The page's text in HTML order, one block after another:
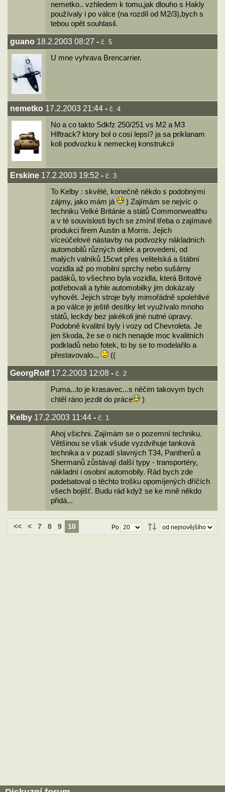
nemetko.. vzhledem k tomu,jak dlouho s Hakly
používaly i po válce (na rozdíl od M2/3),bych s
tebou opět souhlasil.
guano 18.2.2003 08:27 - č. 5
U mne vyhrava Brencarrier.
nemetko 17.2.2003 21:44 - č. 4
No a co takto Sdkfz 250/251 vs M2 a M3
Hlftrack? ktory bol o cosi lepsi? ja sa priklanam
koli podvozku k nemeckej konstrukcii
Erskine 17.2.2003 19:52 - č. 3
To Kelby : skvělé, konečně někdo s podobnými
zájmy, jako mám já
) Zajímám se nejvíc o
techniku Velké Británie a států Commonwealthu
a v té souvislosti bych se zmínil třeba o zajímavé
produkci firem Austin a Morris. Jejich
víceúčelové nástavby na podvozky nákladních
automobilů různých délek a provedení, od
malých valníků 15cwt přes velitelská a štábní
vozidla až po mobilní sprchy nebo sušárny
padáků, to všechno byla vozidla, která Britové
potřebovali a tyhle automobilky jim dokázaly
vyhovět. Jejich stroje byly mimořádně spolehlivé
a po válce je ještě desítky let využívalo mnoho
států, leckdy bez jakékoli jiné nutné úpravy.
Podobně kvalitní byly i vozy od Chevroleta. Je
jen škoda, že se o nich nenajde moc kvalitních
podkladů nebo fotek, to by se to modelařilo a
přestavovalo...
((
GeorgRolf 17.2.2003 12:08 - č. 2
Puma...to je krasavec...s něčim takovym bych
chtěl ráno jezdit do práce
)
Kelby 17.2.2003 11:44 - č. 1
Ahoj všichni. Zajímám se o pozemní techniku.
Většinou se však všude vyzdvihuje tanková
technika a v pozadí slavných T34, Pantherů a
Shermanů zůstávají další typy - transportéry,
nákladní i osobní automobily. Rád bych zde
podebatoval o těchto trošku opomíjených dříčích
všech bojišť. Budu rád když se ke mně někdo
přidá...
<< < 7 8 9 10 Po